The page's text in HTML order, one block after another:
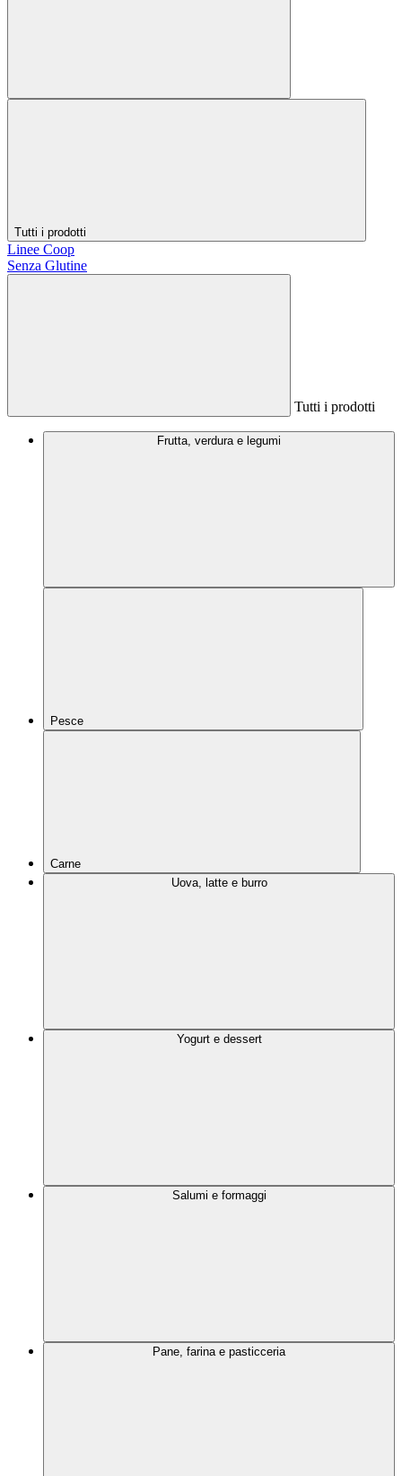
Tutti i prodotti
Linee Coop
Senza Glutine
Tutti i prodotti
Frutta, verdura e legumi
Pesce
Carne
Uova, latte e burro
Yogurt e dessert
Salumi e formaggi
Pane, farina e pasticceria